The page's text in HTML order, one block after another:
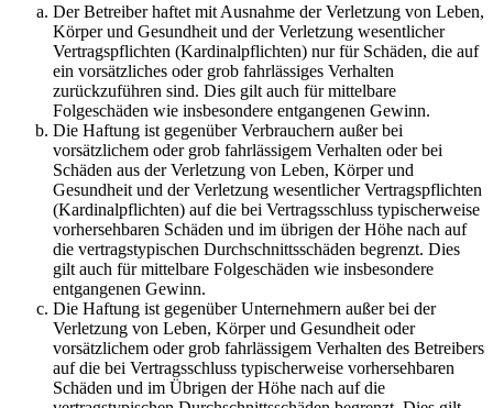
Der Betreiber haftet mit Ausnahme der Verletzung von Leben,
Körper und Gesundheit und der Verletzung wesentlicher
Vertragspflichten (Kardinalpflichten) nur für Schäden, die auf
ein vorsätzliches oder grob fahrlässiges Verhalten
zurückzuführen sind. Dies gilt auch für mittelbare
Folgeschäden wie insbesondere entgangenen Gewinn.
Die Haftung ist gegenüber Verbrauchern außer bei
vorsätzlichem oder grob fahrlässigem Verhalten oder bei
Schäden aus der Verletzung von Leben, Körper und
Gesundheit und der Verletzung wesentlicher Vertragspflichten
(Kardinalpflichten) auf die bei Vertragsschluss typischerweise
vorhersehbaren Schäden und im übrigen der Höhe nach auf
die vertragstypischen Durchschnittsschäden begrenzt. Dies
gilt auch für mittelbare Folgeschäden wie insbesondere
entgangenen Gewinn.
Die Haftung ist gegenüber Unternehmern außer bei der
Verletzung von Leben, Körper und Gesundheit oder
vorsätzlichem oder grob fahrlässigem Verhalten des Betreibers
auf die bei Vertragsschluss typischerweise vorhersehbaren
Schäden und im Übrigen der Höhe nach auf die